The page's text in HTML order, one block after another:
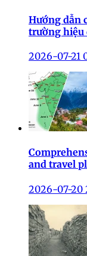
Hướng dẫn
trường hiệu
2026-07-21
and travel
2026-07-20